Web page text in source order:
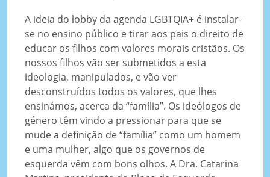
A ideia do lobby da agenda LGBTQIA+ é instalar-
se no ensino público e tirar aos pais o direito de
educar os filhos com valores morais cristãos. Os
nossos filhos vão ser submetidos a esta
ideologia, manipulados, e vão ver
desconstruídos todos os valores, que lhes
ensinámos, acerca da “família”. Os ideólogos de
género têm vindo a pressionar para que se
mude a definição de “família” como um homem
e uma mulher, algo que os governos de
esquerda vêm com bons olhos. A Dra. Catarina